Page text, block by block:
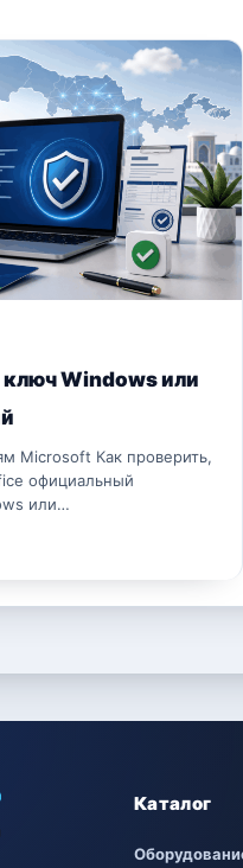
ключ Windows или
Microsoft Как проверить,
официальный
или…
Каталог